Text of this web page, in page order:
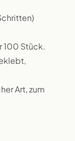
100 Stück.
Art, zum